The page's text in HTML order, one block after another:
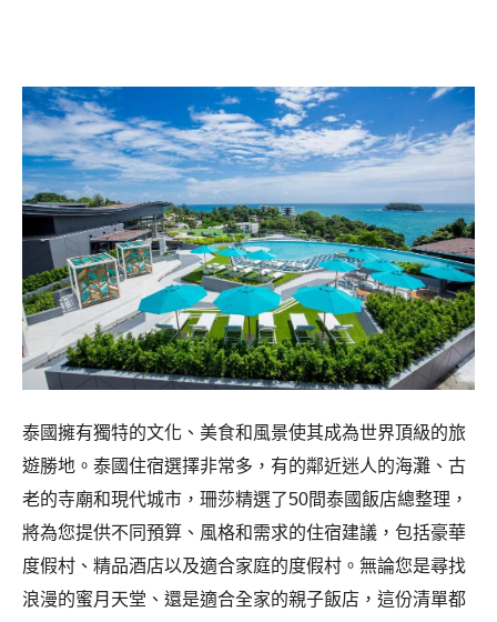
泰國擁有獨特的文化、美食和風景使其成為世界頂級的旅
遊勝地。泰國住宿選擇非常多，有的鄰近迷人的海灘、古
老的寺廟和現代城市，珊莎精選了50間泰國飯店總整理，
將為您提供不同預算、風格和需求的住宿建議，包括豪華
度假村、精品酒店以及適合家庭的度假村。無論您是尋找
浪漫的蜜月天堂、還是適合全家的親子飯店，這份清單都